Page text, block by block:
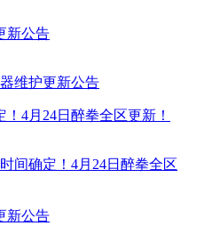
新公告
4月24日醉拳全区更新！
新公告